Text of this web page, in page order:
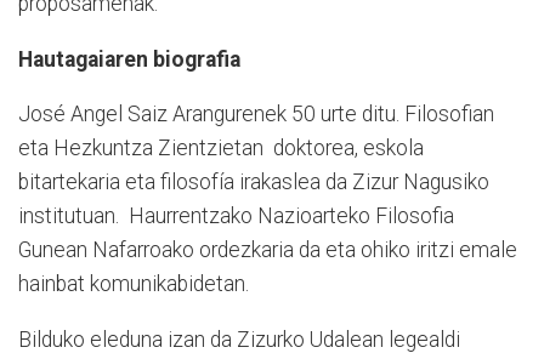
Hautagaiaren biografia
José Angel Saiz Arangurenek 50 urte ditu. Filosofian
eta Hezkuntza Zientzietan doktorea, eskola
bitartekaria eta filosofía irakaslea da Zizur Nagusiko
institutuan. Haurrentzako Nazioarteko Filosofia
Gunean Nafarroako ordezkaria da eta ohiko iritzi emale
hainbat komunikabidetan.
Bilduko eleduna izan da Zizurko Udalean legealdi